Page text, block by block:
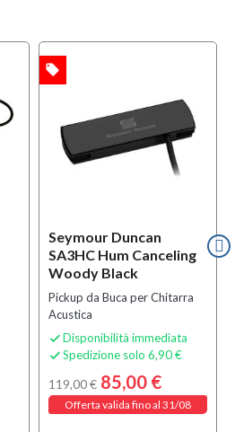
Seymour Duncan
SA3HC Hum Canceling
Woody Black
Pickup da Buca per Chitarra
Acustica
 Disponibilità immediata
 Spedizione solo 6,90 €
119,00 € 85,00 €
Offerta valida fino al 31/08
local_offer